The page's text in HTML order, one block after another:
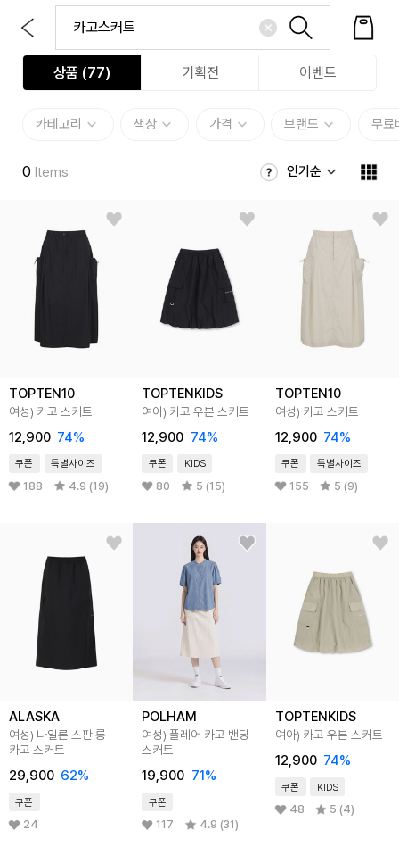
상품 (77) 기획전 이벤트
카테고리 색상 가격 브랜드 무료
0 Items 인기순
TOPTEN10
여성) 카고 스커트
12,900 74%
쿠폰 특별사이즈
188 4.9 (19)
TOPTENKIDS
여아) 카고 우븐 스커트
12,900 74%
쿠폰 KIDS
80 5 (15)
TOPTEN10
여성) 카고 스커트
12,900 74%
쿠폰 특별사이즈
155 5 (9)
ALASKA
여성) 나일론 스판 롱
카고 스커트
29,900 62%
쿠폰
24
POLHAM
여성) 플레어 카고 밴딩
스커트
19,900 71 %
쿠폰
117 4.9 (31)
TOPTENKIDS
여아) 카고 우븐 스커트
12,900 74%
쿠폰 KIDS
48 5 (4)